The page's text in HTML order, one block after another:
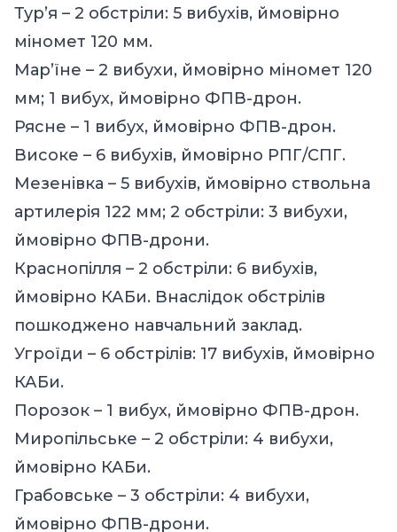
Тур’я – 2 обстріли: 5 вибухів, ймовірно
міномет 120 мм.
Мар’їне – 2 вибухи, ймовірно міномет 120
мм; 1 вибух, ймовірно ФПВ-дрон.
Рясне – 1 вибух, ймовірно ФПВ-дрон.
Високе – 6 вибухів, ймовірно РПГ/СПГ.
Мезенівка – 5 вибухів, ймовірно ствольна
артилерія 122 мм; 2 обстріли: 3 вибухи,
ймовірно ФПВ-дрони.
Краснопілля – 2 обстріли: 6 вибухів,
ймовірно КАБи. Внаслідок обстрілів
пошкоджено навчальний заклад.
Угроїди – 6 обстрілів: 17 вибухів, ймовірно
КАБи.
Порозок – 1 вибух, ймовірно ФПВ-дрон.
Миропільське – 2 обстріли: 4 вибухи,
ймовірно КАБи.
Грабовське – 3 обстріли: 4 вибухи,
ймовірно ФПВ-дрони.